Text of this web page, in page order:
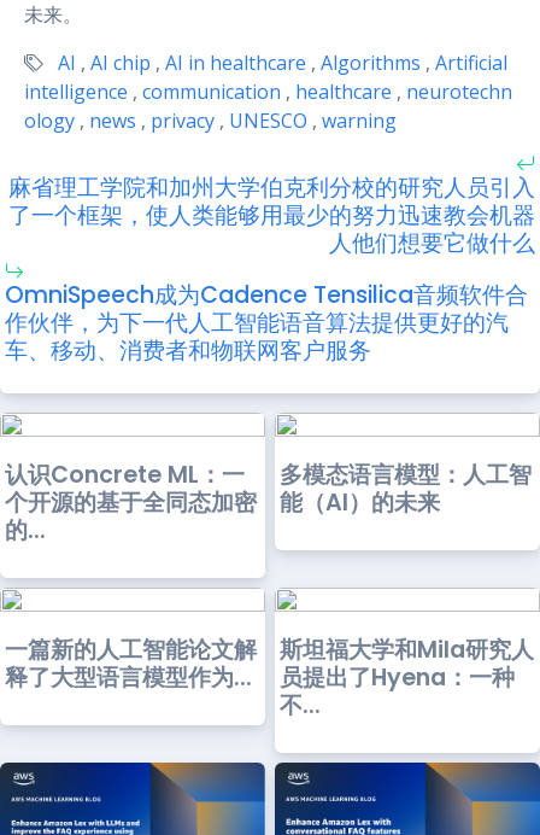
未来。
AI , AI chip , AI in healthcare , Algorithms , Artificial
intelligence , communication , healthcare , neurotechn
ology , news , privacy , UNESCO , warning
麻省理工学院和加州大学伯克利分校的研究人员引入
了一个框架，使人类能够用最少的努力迅速教会机器
人他们想要它做什么
OmniSpeech成为Cadence Tensilica音频软件合
作伙伴，为下一代人工智能语音算法提供更好的汽
车、移动、消费者和物联网客户服务
认识Concrete ML：一
个开源的基于全同态加密
的...
多模态语言模型：人工智
能（AI）的未来
一篇新的人工智能论文解
释了大型语言模型作为...
斯坦福大学和Mila研究人
员提出了Hyena：一种
不...